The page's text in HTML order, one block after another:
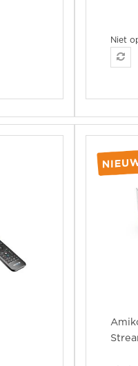
Niet